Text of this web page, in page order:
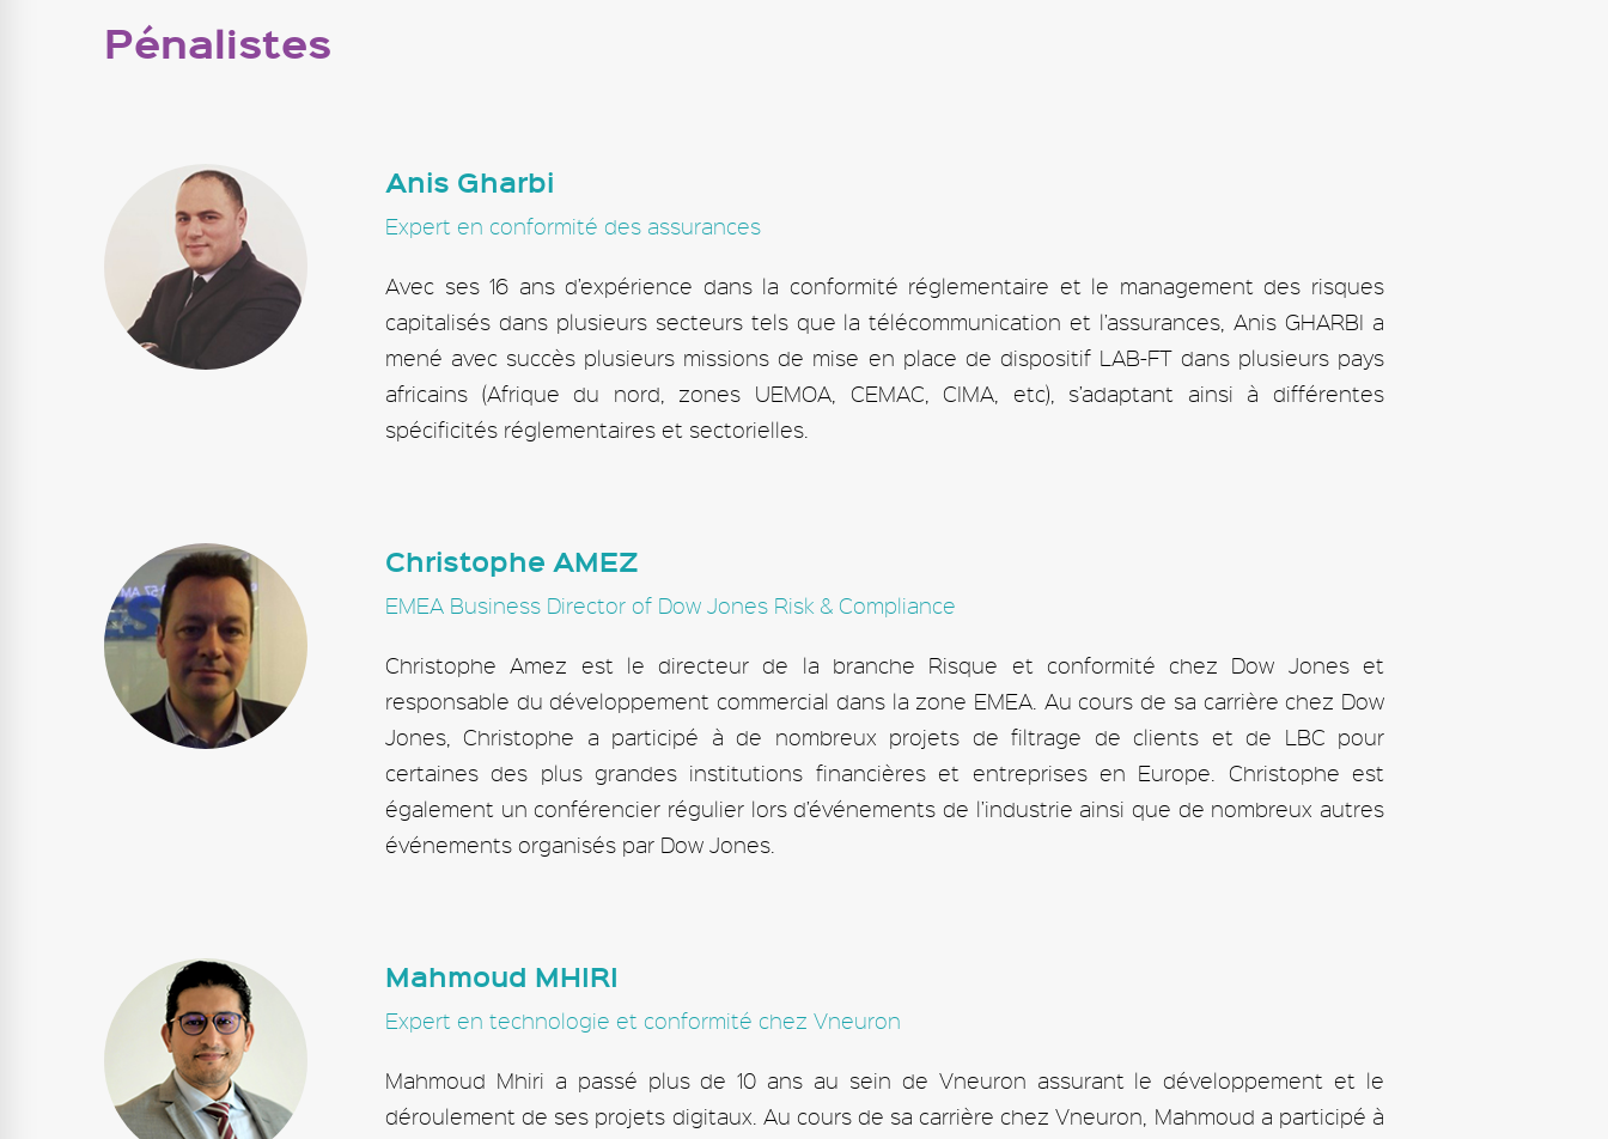
Pénalistes
Anis Gharbi
Expert en conformité des assurances
Avec ses 16 ans d’expérience dans la conformité réglementaire et le management des risques
capitalisés dans plusieurs secteurs tels que la télécommunication et l’assurances, Anis GHARBI a
mené avec succès plusieurs missions de mise en place de dispositif LAB-FT dans plusieurs pays
africains (Afrique du nord, zones UEMOA, CEMAC, CIMA, etc), s’adaptant ainsi à différentes
spécificités réglementaires et sectorielles.
Christophe AMEZ
EMEA Business Director of Dow Jones Risk & Compliance
Christophe Amez est le directeur de la branche Risque et conformité chez Dow Jones et
responsable du développement commercial dans la zone EMEA. Au cours de sa carrière chez Dow
Jones, Christophe a participé à de nombreux projets de filtrage de clients et de LBC pour
certaines des plus grandes institutions financières et entreprises en Europe. Christophe est
également un conférencier régulier lors d’événements de l’industrie ainsi que de nombreux autres
événements organisés par Dow Jones.
Mahmoud MHIRI
Expert en technologie et conformité chez Vneuron
Mahmoud Mhiri a passé plus de 10 ans au sein de Vneuron assurant le développement et le
déroulement de ses projets digitaux. Au cours de sa carrière chez Vneuron, Mahmoud a participé à